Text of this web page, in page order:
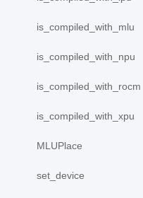
is_compiled_with_mlu
is_compiled_with_npu
is_compiled_with_rocm
is_compiled_with_xpu
MLUPlace
set_device